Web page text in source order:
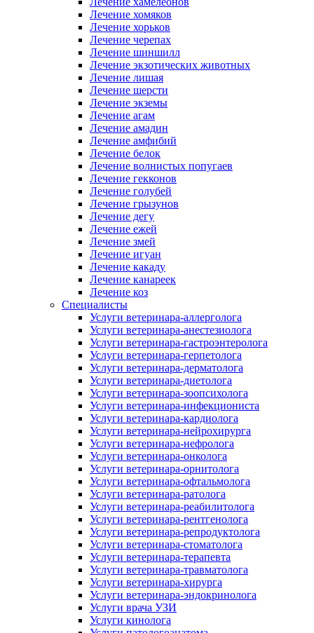
Лечение хомяков
Лечение хорьков
Лечение черепах
Лечение шиншилл
Лечение экзотических животных
Лечение лишая
Лечение шерсти
Лечение экземы
Лечение агам
Лечение амадин
Лечение амфибий
Лечение белок
Лечение волнистых попугаев
Лечение гекконов
Лечение голубей
Лечение грызунов
Лечение дегу
Лечение ежей
Лечение змей
Лечение игуан
Лечение какаду
Лечение канареек
Лечение коз
Специалисты
Услуги ветеринара-аллерголога
Услуги ветеринара-анестезиолога
Услуги ветеринара-гастроэнтеролога
Услуги ветеринара-герпетолога
Услуги ветеринара-дерматолога
Услуги ветеринара-диетолога
Услуги ветеринара-зоопсихолога
Услуги ветеринара-инфекциониста
Услуги ветеринара-кардиолога
Услуги ветеринара-нейрохирурга
Услуги ветеринара-нефролога
Услуги ветеринара-онколога
Услуги ветеринара-орнитолога
Услуги ветеринара-офтальмолога
Услуги ветеринара-ратолога
Услуги ветеринара-реабилитолога
Услуги ветеринара-рентгенолога
Услуги ветеринара-репродуктолога
Услуги ветеринара-стоматолога
Услуги ветеринара-терапевта
Услуги ветеринара-травматолога
Услуги ветеринара-хирурга
Услуги ветеринара-эндокринолога
Услуги врача УЗИ
Услуги кинолога